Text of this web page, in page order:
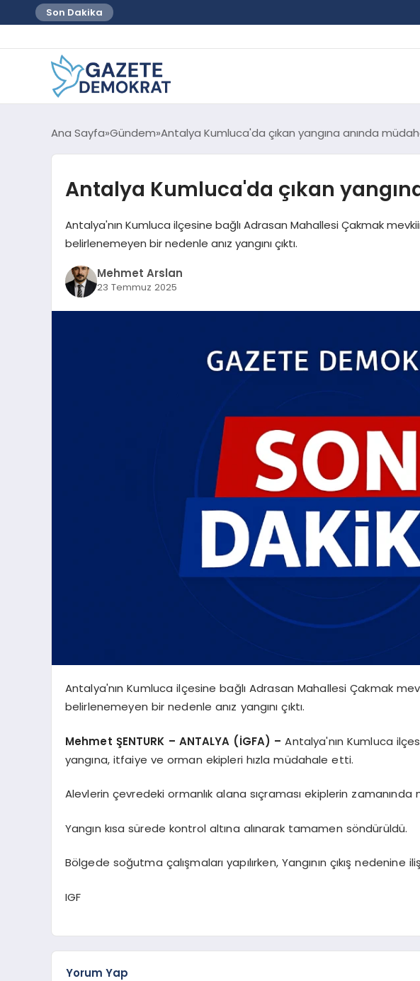
Son Dakika
Ana Sayfa Gündem Antalya Kumluca'da çıkan yangına anında
Antalya Kumluca'da çıkan
Antalya'nın Kumluca ilçesine bağlı Adrasan Mahallesi Çakmak
belirlenemeyen bir nedenle anız yangını çıktı.
Mehmet Arslan
23 Temmuz 2025
Antalya'nın Kumluca ilçesine bağlı Adrasan Mahallesi Çakmak
belirlenemeyen bir nedenle anız yangını çıktı.
Mehmet ŞENTURK – ANTALYA (İGFA) –Antalya'nın Kumluca
yangına, itfaiye ve orman ekipleri hızla müdahale etti.
Alevlerin çevredeki ormanlık alana sıçraması ekiplerin
Yangın kısa sürede kontrol altına alınarak tamamen söndürüldü.
Bölgede soğutma çalışmaları yapılırken, Yangının çıkış nedenine
IGF
Yorum Yap